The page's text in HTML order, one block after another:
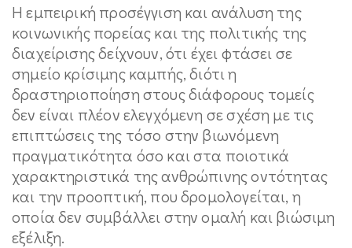
Η εμπειρική προσέγγιση και ανάλυση της
κοινωνικής πορείας και της πολιτικής της
διαχείρισης δείχνουν, ότι έχει φτάσει σε
σημείο κρίσιμης καμπής, διότι η
δραστηριοποίηση στους διάφορους τομείς
δεν είναι πλέον ελεγχόμενη σε σχέση με τις
επιπτώσεις της τόσο στην βιωνόμενη
πραγματικότητα όσο και στα ποιοτικά
χαρακτηριστικά της ανθρώπινης οντότητας
και την προοπτική, που δρομολογείται, η
οποία δεν συμβάλλει στην ομαλή και βιώσιμη
εξέλιξη.